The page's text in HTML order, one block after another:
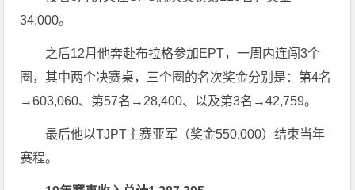
34,000。
之后12月他奔赴布拉格参加EPT，一周内连闯3个
圈，其中两个决赛桌，三个圈的名次奖金分别是：第4名
→603,060、第57名→28,400、以及第3名→42,759。
最后他以TJPT主赛亚军（奖金550,000）结束当年
赛程。